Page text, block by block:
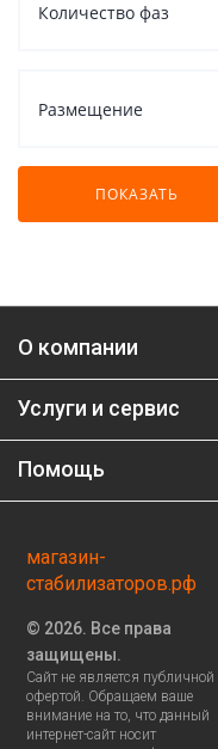
Количество фаз
Размещение
О компании
Услуги и сервис
Помощь
магазин-
стабилизаторов.рф
© 2026. Все права
защищены.
Сайт не является публичной
офертой. Обращаем ваше
внимание на то, что данный
интернет-сайт носит